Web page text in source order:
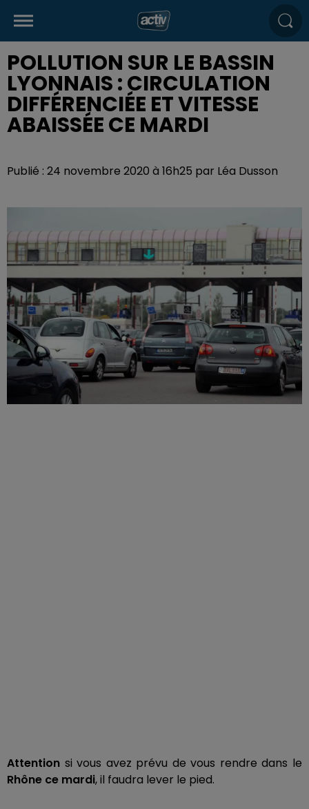
POLLUTION SUR LE BASSIN
LYONNAIS : CIRCULATION
DIFFÉRENCIÉE ET VITESSE
ABAISSÉE CE MARDI
Publié : 24 novembre 2020 à 16h25 par Léa Dusson
Attention si vous avez prévu de vous rendre dans le
Rhône ce mardi, il faudra lever le pied.